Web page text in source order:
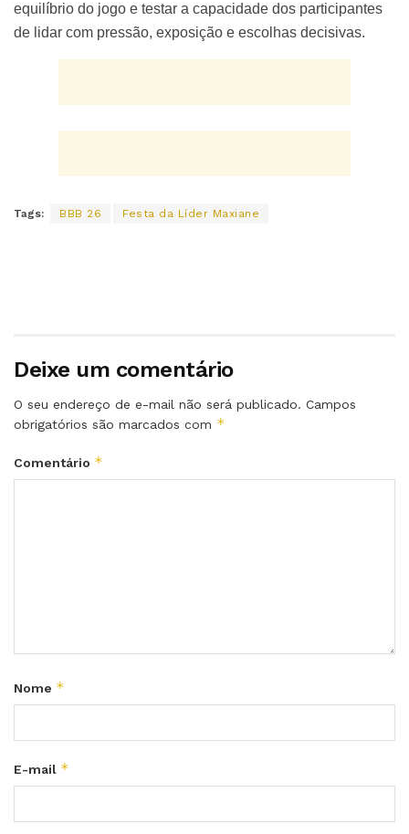
equilíbrio do jogo e testar a capacidade dos participantes
de lidar com pressão, exposição e escolhas decisivas.
Tags: BBB 26 Festa da Líder Maxiane
Deixe um comentário
O seu endereço de e-mail não será publicado. Campos
obrigatórios são marcados com *
Comentário *
Nome *
E-mail *